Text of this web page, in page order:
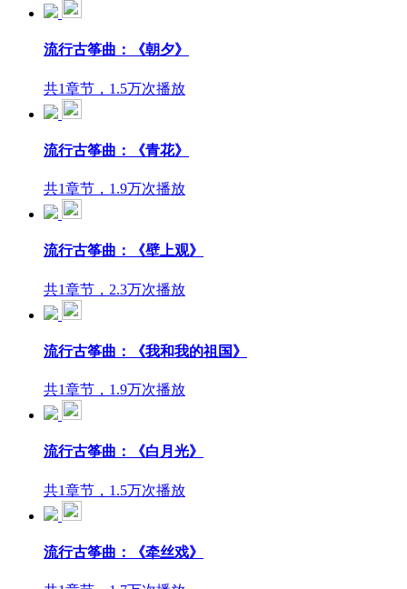
流行古筝曲：《朝夕》
共1章节，1.5万次播放
流行古筝曲：《青花》
共1章节，1.9万次播放
流行古筝曲：《壁上观》
共1章节，2.3万次播放
流行古筝曲：《我和我的祖国》
共1章节，1.9万次播放
流行古筝曲：《白月光》
共1章节，1.5万次播放
流行古筝曲：《牵丝戏》